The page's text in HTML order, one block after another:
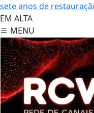
sete anos de
EM ALTA
MENU